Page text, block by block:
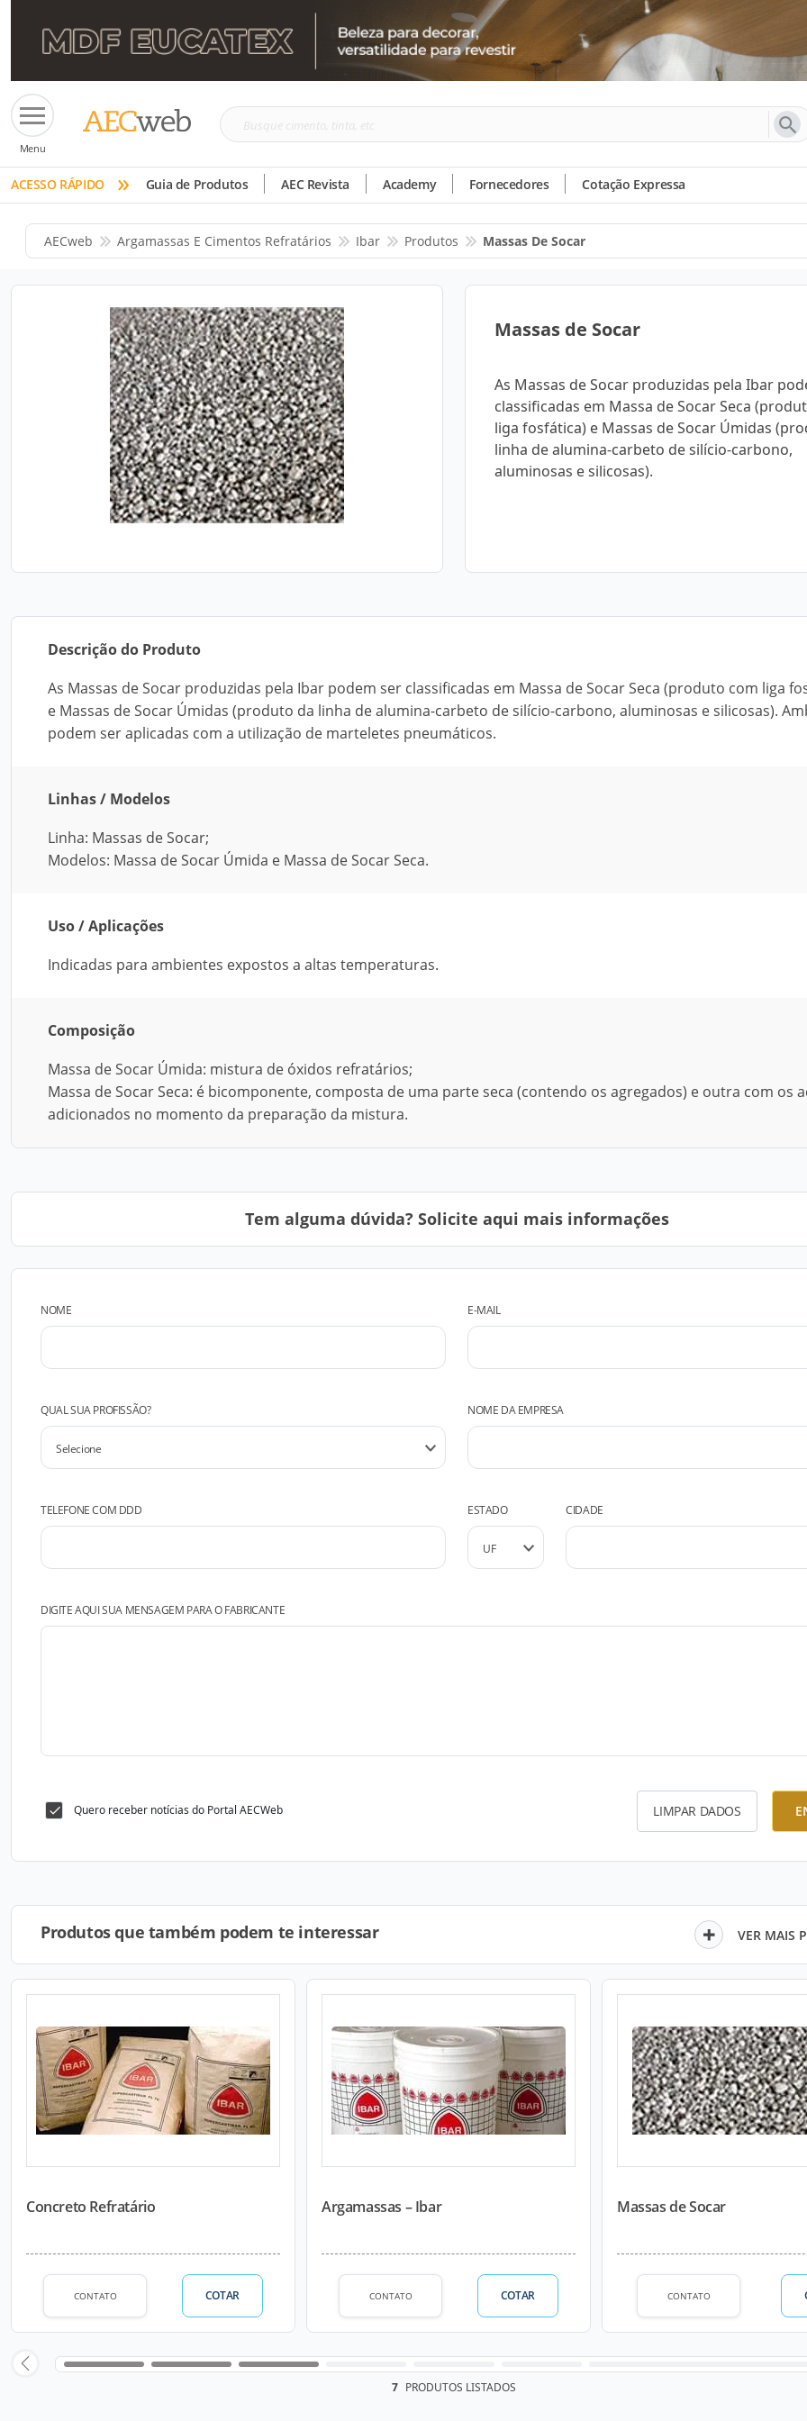
Menu
Busque
tinta,
etc
ACESSO RÁPIDO » Guia de Produtos AEC Revista Academy Fornecedores Cotação Expressa
AECweb Argamassas E Cimentos Refratários Ibar Produtos Massas De Socar
Massas de Socar
As Massas de Socar produzidas pela Ibar
classificadas em Massa de Socar Seca
liga fosfática) e Massas de Socar Úmidas
linha de alumina-carbeto de silício-carbono,
aluminosas e silicosas).
Descrição do Produto
As Massas de Socar produzidas pela Ibar podem ser classificadas em Massa de Socar Seca (produto com liga
e Massas de Socar Úmidas (produto da linha de alumina-carbeto de silício-carbono, aluminosas e silicosas).
podem ser aplicadas com a utilização de marteletes pneumáticos.
Linhas / Modelos
Linha: Massas de Socar;
Modelos: Massa de Socar Úmida e Massa de Socar Seca.
Uso / Aplicações
Indicadas para ambientes expostos a altas temperaturas.
Composição
Massa de Socar Úmida: mistura de óxidos refratários;
Massa de Socar Seca: é bicomponente, composta de uma parte seca (contendo os agregados) e outra com os
adicionados no momento da preparação da mistura.
Tem alguma dúvida? Solicite aqui mais informações
NOME E-MAIL
QUAL SUA PROFISSÃO? NOME DA EMPRESA
TELEFONE COM DDD ESTADO CIDADE
DIGITE AQUI SUA MENSAGEM PARA O FABRICANTE
Quero receber notícias do Portal AECWeb LIMPAR DADOS
Produtos que também podem te interessar VER MAIS
Concreto Refratário
CONTATO COTAR
Argamassas – Ibar
CONTATO COTAR
Massas de Socar
CONTATO
7 PRODUTOS LISTADOS